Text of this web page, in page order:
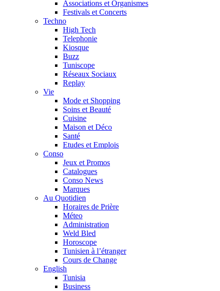
Associations et Organismes
Festivals et Concerts
Techno
High Tech
Telephonie
Kiosque
Buzz
Tuniscope
Réseaux Sociaux
Replay
Vie
Mode et Shopping
Soins et Beauté
Cuisine
Maison et Déco
Santé
Etudes et Emplois
Conso
Jeux et Promos
Catalogues
Conso News
Marques
Au Quotidien
Horaires de Prière
Méteo
Administration
Weld Bled
Horoscope
Tunisien à l’étranger
Cours de Change
English
Tunisia
Business